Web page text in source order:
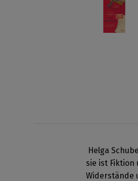
Helga
sie ist Fiktion
Widerstände